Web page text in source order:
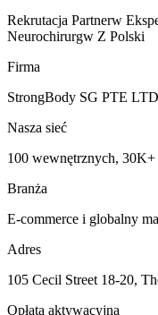
Rekrutacja Partnerw
Neurochirurgw Z Polski
Firma
StrongBody SG PTE LTD
Nasza sieć
100 wewnętrznych,
Branża
E-commerce i globalny
Adres
105 Cecil Street 18-20,
Opłata aktywacyjna